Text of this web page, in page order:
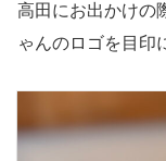
高田にお出かけの
ゃんのロゴを目印